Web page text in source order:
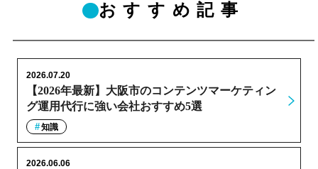
おすすめ記事
【2026年最新】大阪市のコンテンツマーケティン
グ運用代行に強い会社おすすめ5選
2026.07.20
知識
2026.06.06